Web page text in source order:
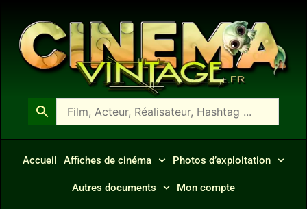
Accueil Affiches de cinéma Photos d’exploitation
Autres documents Mon compte